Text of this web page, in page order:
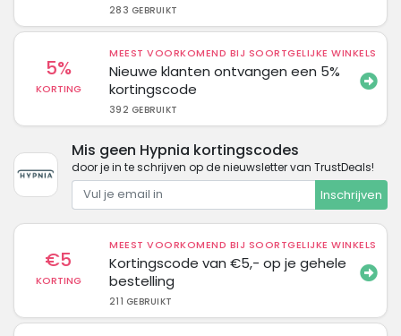
283 GEBRUIKT
5%
KORTING
MEEST VOORKOMEND BIJ SOORTGELIJKE WINKELS
Nieuwe klanten ontvangen een 5%
kortingscode
392 GEBRUIKT
Mis geen Hypnia kortingscodes
door je in te schrijven op de nieuwsletter van TrustDeals!
Inschrijven
€5
KORTING
MEEST VOORKOMEND BIJ SOORTGELIJKE WINKELS
Kortingscode van €5,- op je gehele
bestelling
211 GEBRUIKT